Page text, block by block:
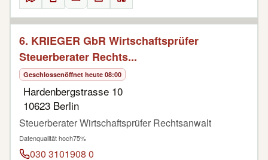
6. KRIEGER GbR Wirtschaftsprüfer
Steuerberater Rechts...
Geschlossenöffnet heute 08:00
Hardenbergstrasse 10
10623 Berlin
Steuerberater Wirtschaftsprüfer Rechtsanwalt
Datenqualität hoch75%
030 3101908 0